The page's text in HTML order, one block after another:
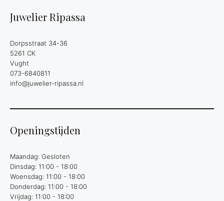
Juwelier Ripassa
Dorpsstraat 34-36
5261 CK
Vught
073-6840811
info@juwelier-ripassa.nl
Openingstijden
Maandag: Gesloten
Dinsdag: 11:00 - 18:00
Woensdag: 11:00 - 18:00
Donderdag: 11:00 - 18:00
Vrijdag: 11:00 - 18:00